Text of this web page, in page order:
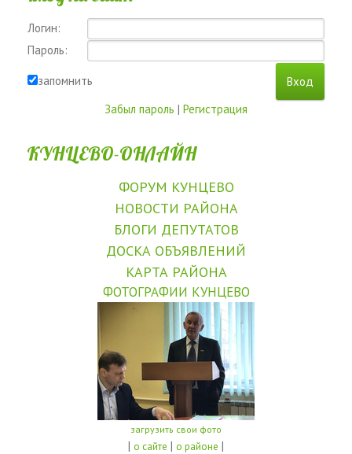
Логин:
Пароль:
запомнить
Забыл пароль | Регистрация
КУНЦЕВО-ОНЛАЙН
ФОРУМ КУНЦЕВО
НОВОСТИ РАЙОНА
БЛОГИ ДЕПУТАТОВ
ДОСКА ОБЪЯВЛЕНИЙ
КАРТА РАЙОНА
ФОТОГРАФИИ КУНЦЕВО
загрузить свои фото
| о сайте | о районе |